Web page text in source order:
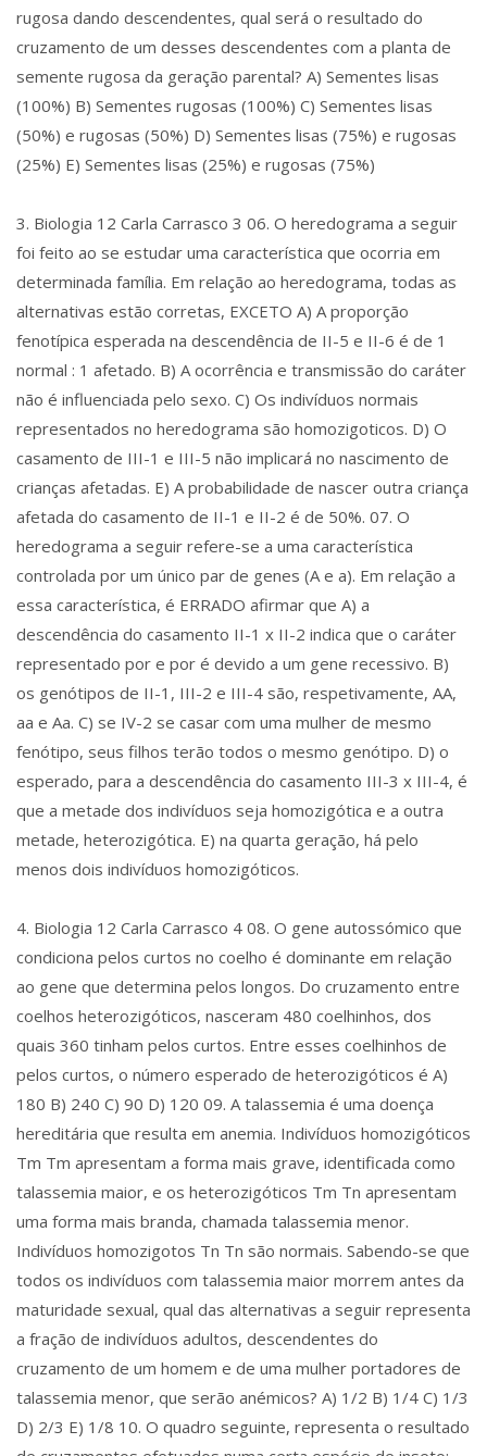
rugosa dando descendentes, qual será o resultado do
cruzamento de um desses descendentes com a planta de
semente rugosa da geração parental? A) Sementes lisas
(100%) B) Sementes rugosas (100%) C) Sementes lisas
(50%) e rugosas (50%) D) Sementes lisas (75%) e rugosas
(25%) E) Sementes lisas (25%) e rugosas (75%)
3. Biologia 12 Carla Carrasco 3 06. O heredograma a seguir
foi feito ao se estudar uma característica que ocorria em
determinada família. Em relação ao heredograma, todas as
alternativas estão corretas, EXCETO A) A proporção
fenotípica esperada na descendência de II-5 e II-6 é de 1
normal : 1 afetado. B) A ocorrência e transmissão do caráter
não é influenciada pelo sexo. C) Os indivíduos normais
representados no heredograma são homozigoticos. D) O
casamento de III-1 e III-5 não implicará no nascimento de
crianças afetadas. E) A probabilidade de nascer outra criança
afetada do casamento de II-1 e II-2 é de 50%. 07. O
heredograma a seguir refere-se a uma característica
controlada por um único par de genes (A e a). Em relação a
essa característica, é ERRADO afirmar que A) a
descendência do casamento II-1 x II-2 indica que o caráter
representado por e por é devido a um gene recessivo. B)
os genótipos de II-1, III-2 e III-4 são, respetivamente, AA,
aa e Aa. C) se IV-2 se casar com uma mulher de mesmo
fenótipo, seus filhos terão todos o mesmo genótipo. D) o
esperado, para a descendência do casamento III-3 x III-4, é
que a metade dos indivíduos seja homozigótica e a outra
metade, heterozigótica. E) na quarta geração, há pelo
menos dois indivíduos homozigóticos.
4. Biologia 12 Carla Carrasco 4 08. O gene autossómico que
condiciona pelos curtos no coelho é dominante em relação
ao gene que determina pelos longos. Do cruzamento entre
coelhos heterozigóticos, nasceram 480 coelhinhos, dos
quais 360 tinham pelos curtos. Entre esses coelhinhos de
pelos curtos, o número esperado de heterozigóticos é A)
180 B) 240 C) 90 D) 120 09. A talassemia é uma doença
hereditária que resulta em anemia. Indivíduos homozigóticos
Tm Tm apresentam a forma mais grave, identificada como
talassemia maior, e os heterozigóticos Tm Tn apresentam
uma forma mais branda, chamada talassemia menor.
Indivíduos homozigotos Tn Tn são normais. Sabendo-se que
todos os indivíduos com talassemia maior morrem antes da
maturidade sexual, qual das alternativas a seguir representa
a fração de indivíduos adultos, descendentes do
cruzamento de um homem e de uma mulher portadores de
talassemia menor, que serão anémicos? A) 1/2 B) 1/4 C) 1/3
D) 2/3 E) 1/8 10. O quadro seguinte, representa o resultado